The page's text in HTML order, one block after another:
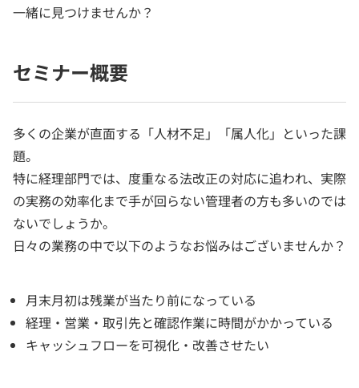
一緒に見つけませんか？
セミナー概要
多くの企業が直面する「人材不足」「属人化」といった課
題。
特に経理部門では、度重なる法改正の対応に追われ、実際
の実務の効率化まで手が回らない管理者の方も多いのでは
ないでしょうか。
日々の業務の中で以下のようなお悩みはございませんか？
月末月初は残業が当たり前になっている
経理・営業・取引先と確認作業に時間がかかっている
キャッシュフローを可視化・改善させたい